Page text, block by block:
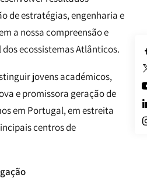
de estratégias, engenharia e
a nossa compreensão e
ecossistemas Atlânticos.
jovens académicos,
e promissora geração de
em Portugal, em estreita
centros de